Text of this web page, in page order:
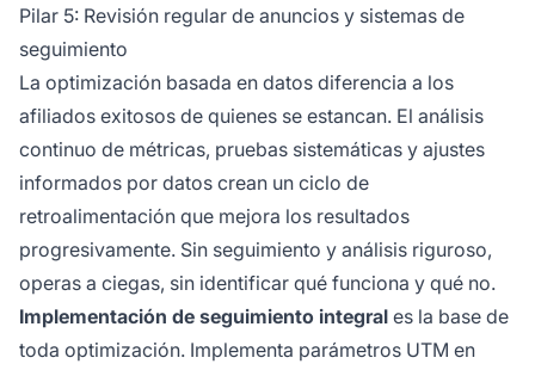
Pilar 5: Revisión regular de anuncios y sistemas de
seguimiento
La optimización basada en datos diferencia a los
afiliados exitosos de quienes se estancan. El análisis
continuo de métricas, pruebas sistemáticas y ajustes
informados por datos crean un ciclo de
retroalimentación que mejora los resultados
progresivamente. Sin seguimiento y análisis riguroso,
operas a ciegas, sin identificar qué funciona y qué no.
Implementación de seguimiento integral es la base de
toda optimización. Implementa parámetros UTM en